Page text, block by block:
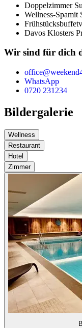
Doppelzimmer
Wellness-Spamit
Frühstücksbuffet
Davos Klosters
Wir sind für dich
WhatsApp
0720 231234
Bildergalerie
Wellness
Restaurant
Hotel
Zimmer